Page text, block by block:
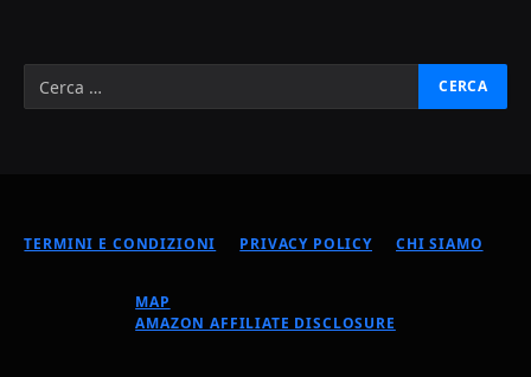
TERMINI E CONDIZIONI PRIVACY POLICY CHI SIAMO
MAP
AMAZON AFFILIATE DISCLOSURE